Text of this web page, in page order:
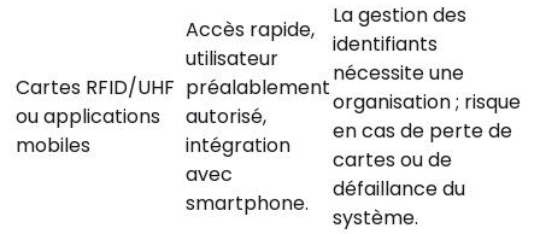
Cartes RFID/UHF
ou applications
mobiles
Accès rapide,
utilisateur
préalablement
autorisé,
intégration
avec
smartphone.
La gestion des
identifiants
nécessite une
organisation ; risque
en cas de perte de
cartes ou de
défaillance du
système.